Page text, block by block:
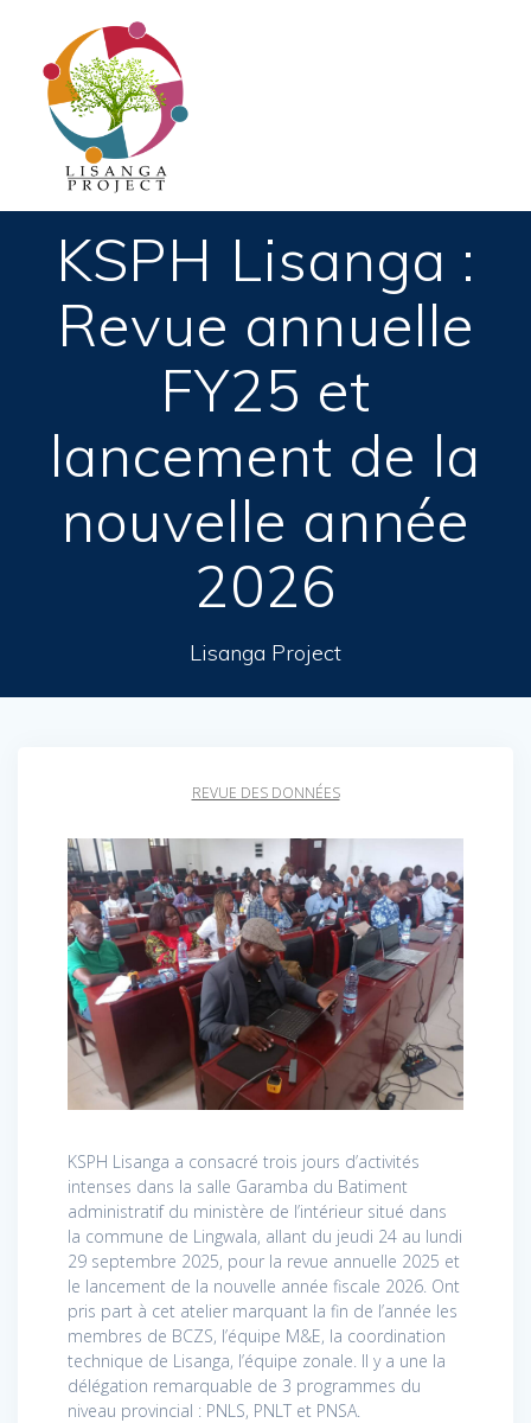
KSPH Lisanga :
Revue annuelle
FY25 et
lancement de la
nouvelle année
2026
Lisanga Project
REVUE DES DONNÉES
KSPH Lisanga a consacré trois jours d’activités
intenses dans la salle Garamba du Batiment
administratif du ministère de l’intérieur situé dans
la commune de Lingwala, allant du jeudi 24 au lundi
29 septembre 2025, pour la revue annuelle 2025 et
le lancement de la nouvelle année fiscale 2026. Ont
pris part à cet atelier marquant la fin de l’année les
membres de BCZS, l’équipe M&E, la coordination
technique de Lisanga, l’équipe zonale. Il y a une la
délégation remarquable de 3 programmes du
niveau provincial : PNLS, PNLT et PNSA.